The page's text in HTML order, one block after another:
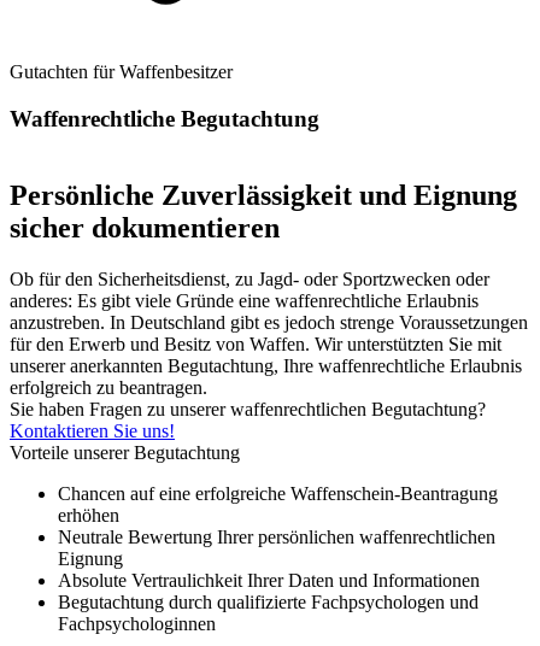
Gutachten für Waffenbesitzer
Waffenrechtliche Begutachtung
Persönliche Zuverlässigkeit und Eignung
sicher dokumentieren
Ob für den Sicherheitsdienst, zu Jagd- oder Sportzwecken oder
anderes: Es gibt viele Gründe eine waffenrechtliche Erlaubnis
anzustreben. In Deutschland gibt es jedoch strenge Voraussetzungen
für den Erwerb und Besitz von Waffen. Wir unterstützten Sie mit
unserer anerkannten Begutachtung, Ihre waffenrechtliche Erlaubnis
erfolgreich zu beantragen.
Sie haben Fragen zu unserer waffenrechtlichen Begutachtung?
Kontaktieren Sie uns!
Vorteile unserer Begutachtung
Chancen auf eine erfolgreiche Waffenschein-Beantragung
erhöhen
Neutrale Bewertung Ihrer persönlichen waffenrechtlichen
Eignung
Absolute Vertraulichkeit Ihrer Daten und Informationen
Begutachtung durch qualifizierte Fachpsychologen und
Fachpsychologinnen